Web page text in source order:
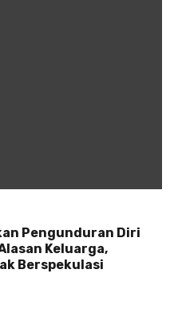
Pengunduran Diri
Keluarga,
Berspekulasi